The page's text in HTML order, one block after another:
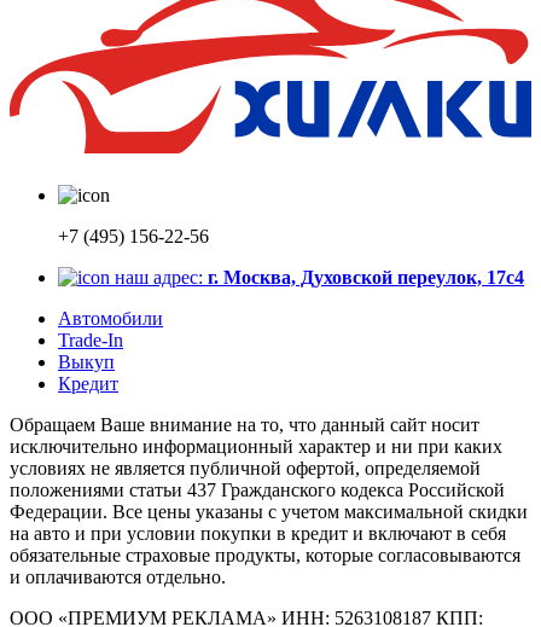
+7 (495) 156-22-56
наш адрес: г. Москва, Духовской переулок, 17с4
Автомобили
Trade-In
Выкуп
Кредит
Обращаем Ваше внимание на то, что данный сайт носит
исключительно информационный характер и ни при каких
условиях не является публичной офертой, определяемой
положениями статьи 437 Гражданского кодекса Российской
Федерации. Все цены указаны с учетом максимальной скидки
на авто и при условии покупки в кредит и включают в себя
обязательные страховые продукты, которые согласовываются
и оплачиваются отдельно.
ООО «ПРЕМИУМ РЕКЛАМА» ИНН: 5263108187 КПП: